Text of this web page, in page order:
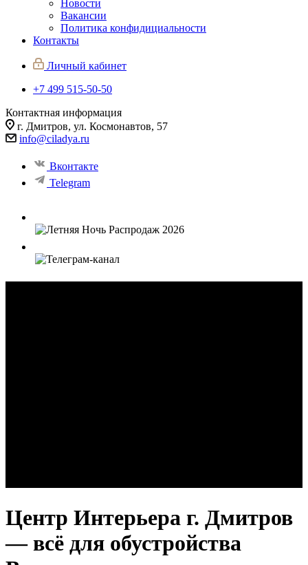
Новости
Вакансии
Политика конфидициальности
Контакты
Личный кабинет
+7 499 515-50-50
Контактная информация
г. Дмитров, ул. Космонавтов, 57
info@ciladya.ru
Вконтакте
Telegram
Центр Интерьера г. Дмитров
— всё для обустройства